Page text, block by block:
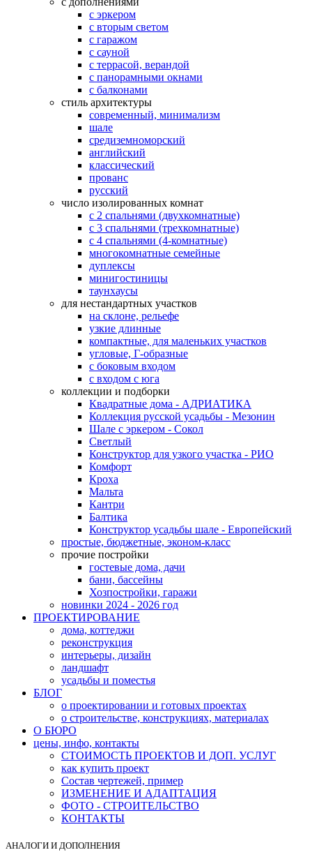
с эркером
с вторым светом
с гаражом
с сауной
с террасой, верандой
с панорамными окнами
с балконами
стиль архитектуры
современный, минимализм
шале
средиземноморский
английский
классический
прованс
русский
число изолированных комнат
с 2 спальнями (двухкомнатные)
с 3 спальнями (трехкомнатные)
с 4 спальнями (4-комнатные)
многокомнатные семейные
дуплексы
минигостиницы
таунхаусы
для нестандартных участков
на склоне, рельефе
узкие длинные
компактные, для маленьких участков
угловые, Г-образные
с боковым входом
с входом с юга
коллекции и подборки
Квадратные дома - АДРИАТИКА
Коллекция русской усадьбы - Мезонин
Шале с эркером - Сокол
Светлый
Конструктор для узкого участка - РИО
Комфорт
Кроха
Мальта
Кантри
Балтика
Конструктор усадьбы шале - Европейский
простые, бюджетные, эконом-класс
прочие постройки
гостевые дома, дачи
бани, бассейны
Хозпостройки, гаражи
новинки 2024 - 2026 год
ПРОЕКТИРОВАНИЕ
дома, коттеджи
реконструкция
интерьеры, дизайн
ландшафт
усадьбы и поместья
БЛОГ
о проектировании и готовых проектах
о строительстве, конструкциях, материалах
О БЮРО
цены, инфо, контакты
СТОИМОСТЬ ПРОЕКТОВ И ДОП. УСЛУГ
как купить проект
Состав чертежей, пример
ИЗМЕНЕНИЕ И АДАПТАЦИЯ
ФОТО - СТРОИТЕЛЬСТВО
КОНТАКТЫ
АНАЛОГИ И ДОПОЛНЕНИЯ